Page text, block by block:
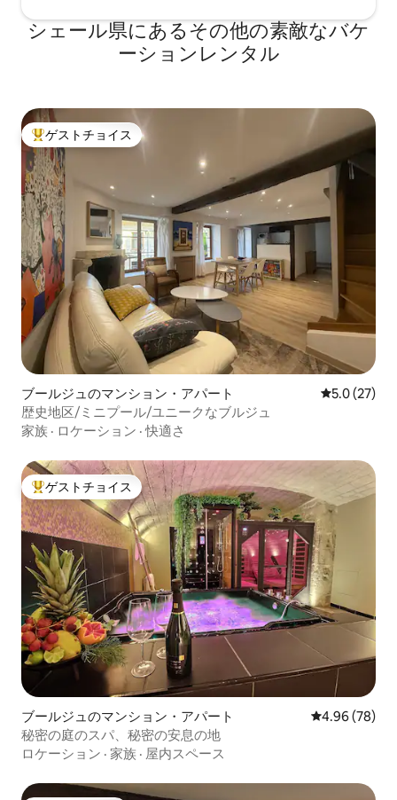
シェール県にあるその他の素敵なバケ
ーションレンタル
大好評のゲストチョイスです。
ゲストチョイス
ブールジュのマンション・アパート レビュー27
5.0 (27)
歴史地区/ミニプール/ユニークなブルジュ
家族 · ロケーション ·快適さ
大好評のゲストチョイスです。
ゲストチョイス
ブールジュのマンション・アパート レビュー78
4.96 (78)
秘密の庭のスパ、秘密の安息の地
ロケーション · 家族 · 屋内スペース